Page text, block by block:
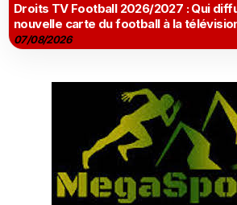
Droits TV Football 2026/2027 : Qui
nouvelle carte du football à la
07/08/2026